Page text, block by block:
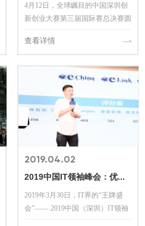
4月12日，全球瞩目的中国深圳创
新创业大赛第三届国际赛总决赛圆
目获得亚军。优立创始人Bruce向
查看详情
2019.04.02
2019中国IT领袖峰会：优立获"数字中国创业大赛"亚军
2019年3月30日，IT界的“王牌盛
会”—— 2019中国（深圳）IT领袖